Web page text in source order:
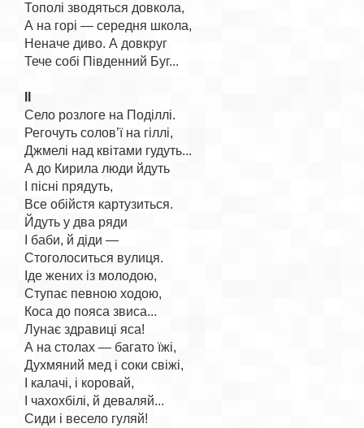
Тополі зводяться довкола,
А на горі — середня школа,
Неначе диво. А довкруг
Тече собі Південний Буг...
Село розлоге на Поділлі.
Регочуть солов’ї на гіллі,
Джмелі над квітами гудуть...
А до Кирила люди йдуть
І пісні прядуть,
Все обійстя картузиться.
Йдуть у два ряди
І баби, й діди —
Стоголоситься вулиця.
Іде жених із молодою,
Ступає певною ходою,
Коса до пояса звиса...
Лунає здравиці яса!
А на столах — багато їжі,
Духмяний мед і соки свіжі,
І калачі, і коровай,
І чахохбілі, й деваляй...
Сиди і весело гуляй!